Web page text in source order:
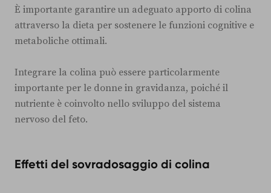
È importante garantire un adeguato apporto di colina
attraverso la dieta per sostenere le funzioni cognitive e
metaboliche ottimali.
Integrare la colina può essere particolarmente
importante per le donne in gravidanza, poiché il
nutriente è coinvolto nello sviluppo del sistema
nervoso del feto.
Effetti del sovradosaggio di colina